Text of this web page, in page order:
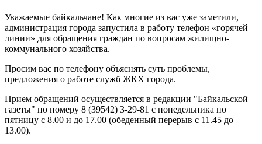
Уважаемые байкальчане! Как многие из вас уже заметили,
администрация города запустила в работу телефон «горячей
линии» для обращения граждан по вопросам жилищно-
коммунального хозяйства.
Просим вас по телефону объяснять суть проблемы,
предложения о работе служб ЖКХ города.
Прием обращений осуществляется в редакции "Байкальской
газеты" по номеру 8 (39542) 3-29-81 с понедельника по
пятницу с 8.00 и до 17.00 (обеденный перерыв с 11.45 до
13.00).